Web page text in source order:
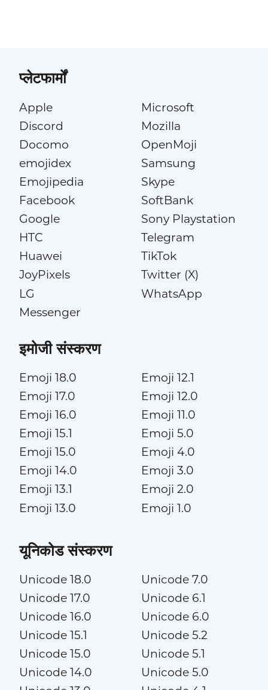
प्लेटफार्मों
Apple
Discord
Docomo
emojidex
Emojipedia
Facebook
Google
HTC
Huawei
JoyPixels
LG
Messenger
Microsoft
Mozilla
OpenMoji
Samsung
Skype
SoftBank
Sony Playstation
Telegram
TikTok
Twitter (X)
WhatsApp
इमोजी संस्करण
Emoji 18.0
Emoji 17.0
Emoji 16.0
Emoji 15.1
Emoji 15.0
Emoji 14.0
Emoji 13.1
Emoji 13.0
Emoji 12.1
Emoji 12.0
Emoji 11.0
Emoji 5.0
Emoji 4.0
Emoji 3.0
Emoji 2.0
Emoji 1.0
यूनिकोड संस्करण
Unicode 18.0
Unicode 17.0
Unicode 16.0
Unicode 15.1
Unicode 15.0
Unicode 14.0
Unicode 7.0
Unicode 6.1
Unicode 6.0
Unicode 5.2
Unicode 5.1
Unicode 5.0